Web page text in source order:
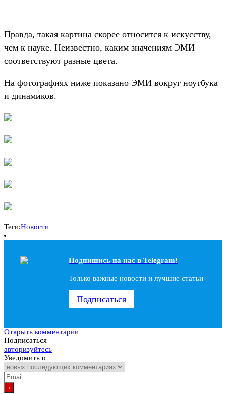
Правда, такая картина скорее относится к искусству,
чем к науке. Неизвестно, каким значениям ЭМИ
соответствуют разные цвета.
На фотографиях ниже показано ЭМИ вокруг ноутбука
и динамиков.
Теги:Новости
Подпишись на наc в Telegram!
Только важные новости и лучшие статьи
Подписаться
Открыть комментарии
Подписаться
авторизуйтесь
Уведомить о